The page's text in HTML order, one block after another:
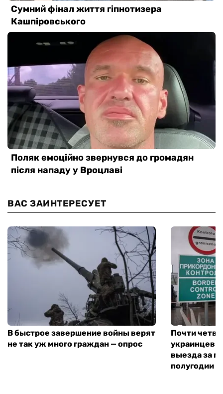
ВАС ЗАИНТЕРЕСУЕТ
В быстрое завершение войны верят
не так уж много граждан — опрос
Почти
украинцев
выезда за
полугодии